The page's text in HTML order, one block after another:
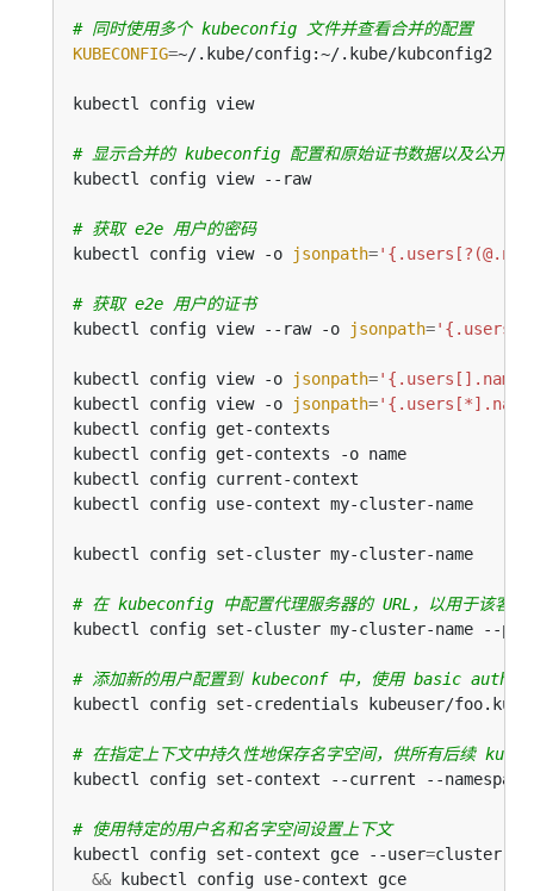
# 同时使用多个 kubeconfig 文件并查看合并的配置
KUBECONFIG=
# 显示合并的 kubeconfig 配置和原始证书数据以及公开
# 获取 e2e 用户的密码
kubectl config view -o
jsonpath=
# 获取 e2e 用户的证书
kubectl config view --raw -o
jsonpath=
kubectl config view -o jsonpath=
kubectl config view -o
jsonpath=
kubectl config get-
kubectl config get-contexts -o
kubectl config current-
kubectl config use-context my-cluster-
kubectl config set-cluster my-cluster-
# 在 kubeconfig 中配置代理服务器的 URL，以用于该客户
kubectl config set-cluster my-cluster-name --
# 添加新的用户配置到 kubeconf 中，使用 basic auth 进
kubectl config set-credentials kubeuser/
# 在指定上下文中持久性地保存名字空间，供所有后续
kubectl config set-context --current --namespace
# 使用特定的用户名和名字空间设置上下文
kubectl config set-context gce --user=cluster-
&&